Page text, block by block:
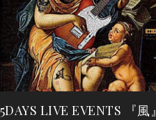
5DAYS LIVE EVENTS 『風』